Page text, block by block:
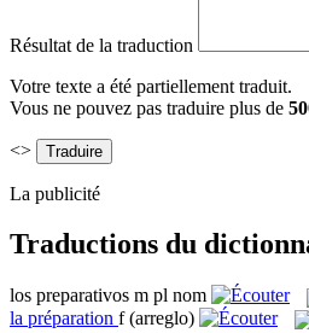
Résultat de la traduction
Votre texte a été partiellement traduit.
Vous ne pouvez pas traduire plus de
<>
La publicité
Traductions du
los preparativos m pl nom
la préparation f (arreglo)